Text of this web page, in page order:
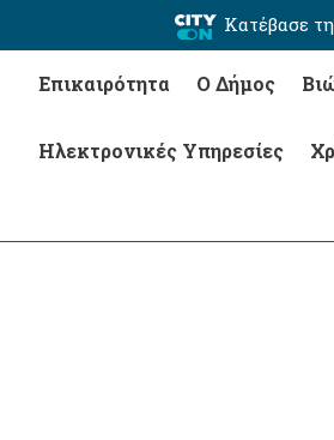
Κατέβασε
Επικαιρότητα Ο Δήμος
Ηλεκτρονικές Υπηρεσίες